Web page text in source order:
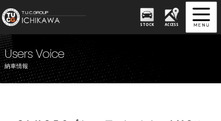
STOCK ACCESS
Users Voice
納車情報